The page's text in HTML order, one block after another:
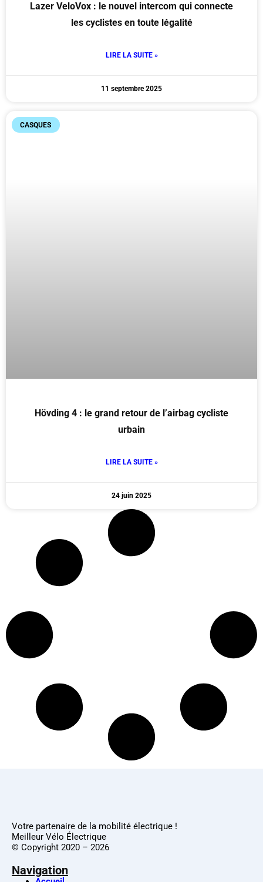
Lazer VeloVox : le nouvel intercom qui connecte
les cyclistes en toute légalité
LIRE LA SUITE »
11 septembre 2025
CASQUES
Hövding 4 : le grand retour de l’airbag cycliste
urbain
LIRE LA SUITE »
24 juin 2025
Votre partenaire de la mobilité électrique !
Meilleur Vélo Électrique
© Copyright 2020 – 2026
Navigation